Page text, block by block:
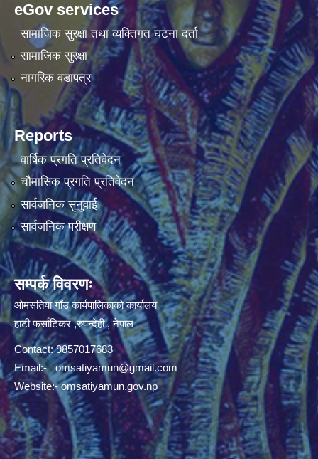
eGov services
सामाजिक सुरक्षा तथा व्यक्तिगत घटना दर्ता
सामाजिक सुरक्षा
नागरिक वडापत्र
Reports
वार्षिक प्रगति प्रतिवेदन
चौमासिक प्रगति प्रतिवेदन
सार्वजनिक सुनुवाई
सार्वजनिक परीक्षण
सम्पर्क विवरणः
ओमसतिया गाँउ कार्यपालिकाको कार्यालय
हाटी फर्साटिकर ,रुपन्देही , नेपाल
Contact: 9857017683
Email:-omsatiyamun@gmail.com
Website:- omsatiyamun.gov.np